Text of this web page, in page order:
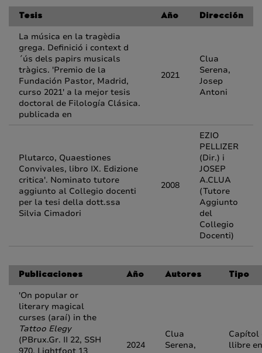
Tesis Año Dirección
La música en la tragèdia
grega. Definició i context d
´ús dels papirs musicals
tràgics. 'Premio de la
Fundación Pastor, Madrid,
curso 2021' a la mejor tesis
doctoral de Filología Clásica.
publicada en
2021
Clua
Serena,
Josep
Antoni
Plutarco, Quaestiones
Convivales, libro IX. Edizione
critica'. Nominato tutore
aggiunto al Collegio docenti
per la tesi della dott.ssa
Silvia Cimadori
2008
EZIO
PELLIZER
(Dir.) i
JOSEP
A.CLUA
(Tutore
Aggiunto
del
Collegio
Docenti)
Publicaciones Año Autores Tipo
'On popular or
literary magical
curses (araí) in the
Tattoo Elegy
(PBrux.Gr. II 22, SSH
2024
Clua
Serena,
Capítol
llibre en